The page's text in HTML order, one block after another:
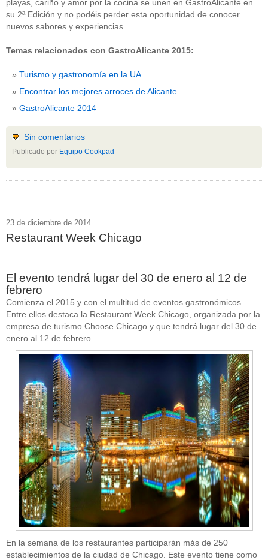
playas, cariño y amor por la cocina se unen en GastroAlicante en
su 2ª Edición y no podéis perder esta oportunidad de conocer
nuevos sabores y experiencias.
Temas relacionados con GastroAlicante 2015:
Turismo y gastronomía en la UA
Encontrar los mejores arroces de Alicante
GastroAlicante 2014
Sin comentarios
Publicado por Equipo Cookpad
23 de diciembre de 2014
Restaurant Week Chicago
El evento tendrá lugar del 30 de enero al 12 de
febrero
Comienza el 2015 y con el multitud de eventos gastronómicos.
Entre ellos destaca la Restaurant Week Chicago, organizada por la
empresa de turismo Choose Chicago y que tendrá lugar del 30 de
enero al 12 de febrero.
En la semana de los restaurantes participarán más de 250
establecimientos de la ciudad de Chicago. Este evento tiene como